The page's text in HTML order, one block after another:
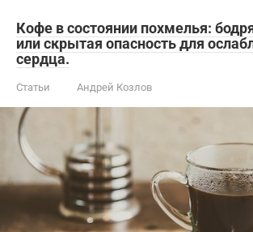
Кофе в состоянии похмелья:
или скрытая опасность для
сердца.
Статьи Андрей Козлов